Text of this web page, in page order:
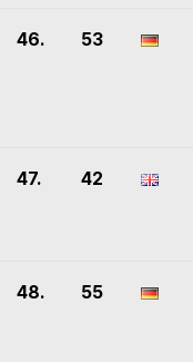
46. 53
47. 42
48. 55